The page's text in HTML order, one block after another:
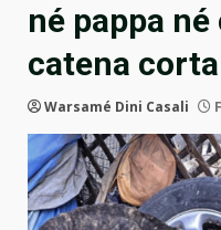
né pappa
catena corta
Warsamé Dini Casali